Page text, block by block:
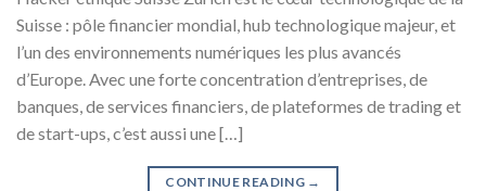
Suisse : pôle financier mondial, hub technologique majeur, et
l’un des environnements numériques les plus avancés
d’Europe. Avec une forte concentration d’entreprises, de
banques, de services financiers, de plateformes de trading et
de start-ups, c’est aussi une […]
CONTINUE READING →